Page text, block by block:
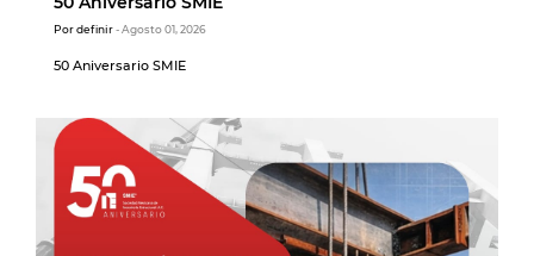
Por definir- Agosto 01, 2026
50 Aniversario SMIE